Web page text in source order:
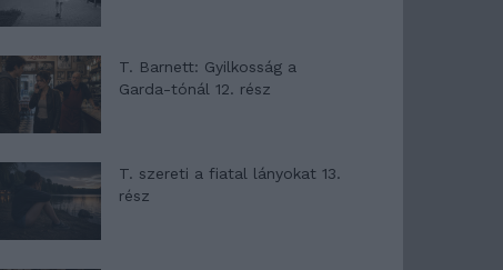
T. Barnett: Gyilkosság a
Garda-tónál 12. rész
T. szereti a fiatal lányokat 13.
rész